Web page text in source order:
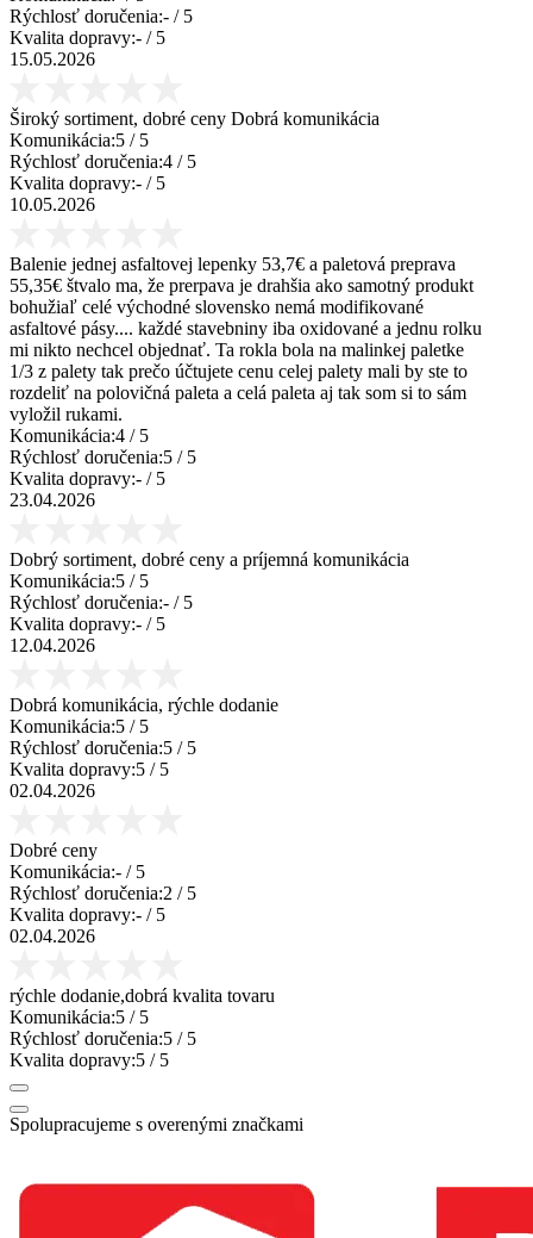
Rýchlosť doručenia:- / 5
Kvalita dopravy:- / 5
15.05.2026
Široký sortiment, dobré ceny Dobrá komunikácia
Komunikácia:5 / 5
Rýchlosť doručenia:4 / 5
Kvalita dopravy:- / 5
10.05.2026
Balenie jednej asfaltovej lepenky 53,7€ a paletová preprava
55,35€ štvalo ma, že prerpava je drahšia ako samotný produkt
bohužiaľ celé východné slovensko nemá modifikované
asfaltové pásy.... každé stavebniny iba oxidované a jednu rolku
mi nikto nechcel objednať. Ta rokla bola na malinkej paletke
1/3 z palety tak prečo účtujete cenu celej palety mali by ste to
rozdeliť na polovičná paleta a celá paleta aj tak som si to sám
vyložil rukami.
Komunikácia:4 / 5
Rýchlosť doručenia:5 / 5
Kvalita dopravy:- / 5
23.04.2026
Dobrý sortiment, dobré ceny a príjemná komunikácia
Komunikácia:5 / 5
Rýchlosť doručenia:- / 5
Kvalita dopravy:- / 5
12.04.2026
Dobrá komunikácia, rýchle dodanie
Komunikácia:5 / 5
Rýchlosť doručenia:5 / 5
Kvalita dopravy:5 / 5
02.04.2026
Dobré ceny
Komunikácia:- / 5
Rýchlosť doručenia:2 / 5
Kvalita dopravy:- / 5
02.04.2026
rýchle dodanie,dobrá kvalita tovaru
Komunikácia:5 / 5
Rýchlosť doručenia:5 / 5
Kvalita dopravy:5 / 5
Spolupracujeme s overenými značkami